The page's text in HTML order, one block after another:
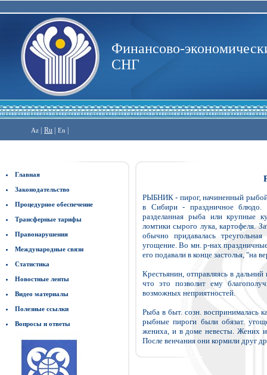
Финансово-
СНГ
Az | Ru | En |
Главная
Законодательство
Процедурное обеспечение
Трансферные тарифы
Правонарушения
Международные связи
Статистика
Новостные ленты
Видео материалы
Полезные ссылки
Вопросы и ответы
РЫБНИК - пирог, начиненный
в Сибири - праздничное блюдо.
разделанная рыба или крупные
ломтики сырого лука, картофеля.
обычно придавалась
угощение. Во мн. р-нах
его подавали в конце застолья, "на
Крестьянин, отправляясь в
что это позволит ему
возможных неприятностей.
Рыба в быт. созн. воспринималась
рыбные пироги были обязат.
жениха, и в доме невесты. Жених и
После венчания они кормили друг